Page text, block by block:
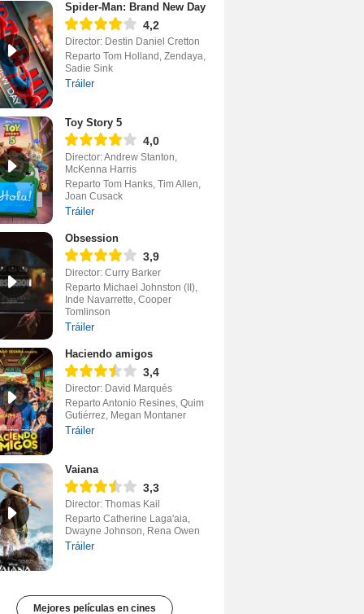
Spider-Man: Brand New Day
4,2
Director: Destin Daniel Cretton
Reparto Tom Holland, Zendaya,
Sadie Sink
Tráiler
Toy Story 5
4,0
Director: Andrew Stanton,
McKenna Harris
Reparto Tom Hanks, Tim Allen,
Joan Cusack
Tráiler
Obsession
3,9
Director: Curry Barker
Reparto Michael Johnston (II),
Inde Navarrette, Cooper
Tomlinson
Tráiler
Haciendo amigos
3,4
Director: David Marqués
Reparto Antonio Resines, Quim
Gutiérrez, Megan Montaner
Tráiler
Vaiana
3,3
Director: Thomas Kail
Reparto Catherine Laga'aia,
Dwayne Johnson, Rena Owen
Tráiler
Mejores películas en cines